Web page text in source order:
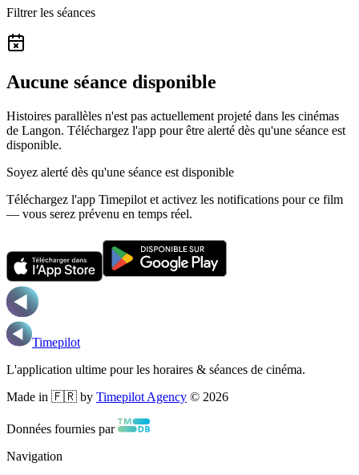
Filtrer les séances
Aucune séance disponible
Histoires parallèles n'est pas actuellement projeté dans les cinémas
de Langon. Téléchargez l'app pour être alerté dès qu'une séance est
disponible.
Soyez alerté dès qu'une séance est disponible
Téléchargez l'app Timepilot et activez les notifications pour ce film
— vous serez prévenu en temps réel.
Timepilot
L'application ultime pour les horaires & séances de cinéma.
Made in 🇫🇷 by Timepilot Agency © 2026
Données fournies par
Navigation